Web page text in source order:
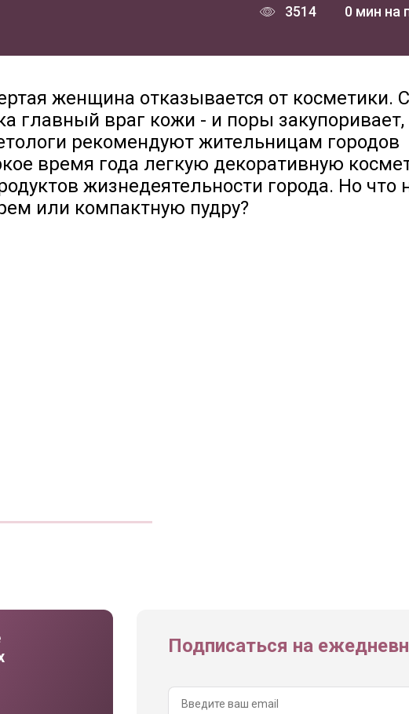
3514 0 мин на
женщина отказывается от косметики.
главный враг кожи - и поры
рекомендуют жительницам городов
время года легкую декоративную
жизнедеятельности города. Но что
или компактную пудру?
Подписаться на